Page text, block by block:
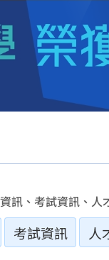
訊、考試資訊、
考試資訊 人